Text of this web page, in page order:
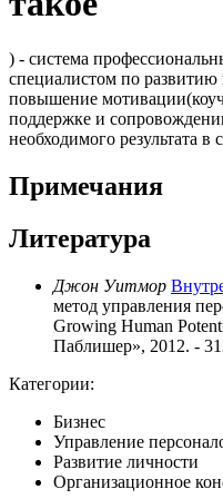
) - система
специалистом по развитию
повышение
поддержке и
необходимого результата в
Примечания
Литература
Джон Уитмор
метод управления
Growing Human
Паблишер», 2012. -
Категории:
Бизнес
Управление
Развитие личности
Организационное